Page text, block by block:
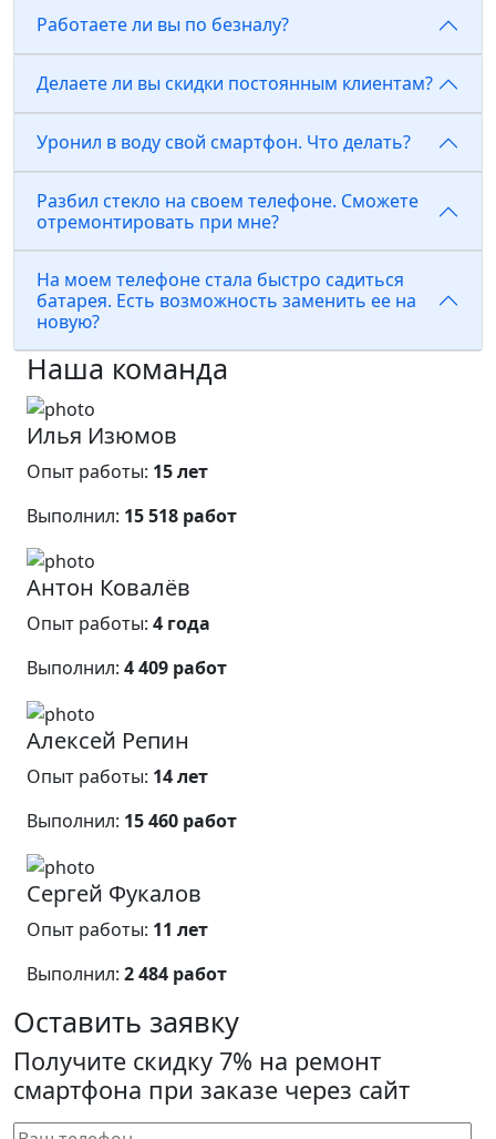
Работаете ли вы по безналу?
Делаете ли вы скидки постоянным клиентам?
Уронил в воду свой смартфон. Что делать?
Разбил стекло на своем телефоне. Сможете
отремонтировать при мне?
На моем телефоне стала быстро садиться
батарея. Есть возможность заменить ее на
новую?
Наша команда
Илья Изюмов
Опыт работы: 15 лет
Выполнил: 15 518 работ
Антон Ковалёв
Опыт работы: 4 года
Выполнил: 4 409 работ
Алексей Репин
Опыт работы: 14 лет
Выполнил: 15 460 работ
Сергей Фукалов
Опыт работы: 11 лет
Выполнил: 2 484 работ
Оставить заявку
Получите скидку 7% на ремонт
смартфона при заказе через сайт